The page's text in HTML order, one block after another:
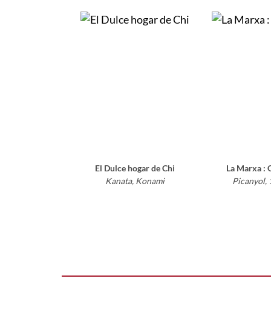
El Dulce hogar de Chi
Kanata, Konami
La Marxa :
Picanyol,